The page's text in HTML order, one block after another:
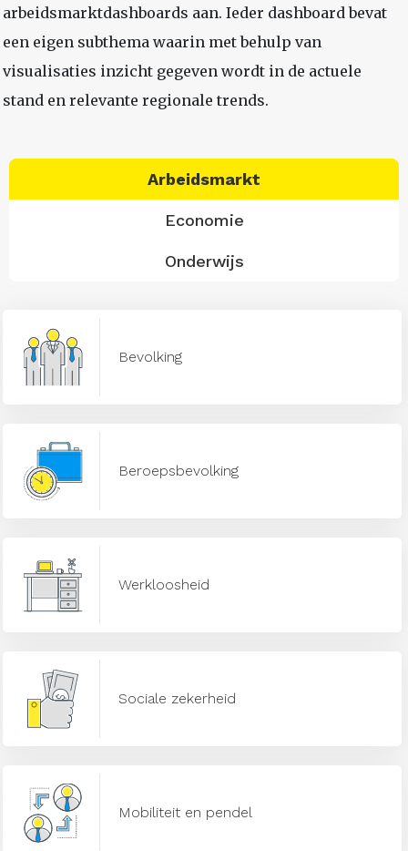
arbeidsmarktdashboards aan. Ieder dashboard bevat
een eigen subthema waarin met behulp van
visualisaties inzicht gegeven wordt in de actuele
stand en relevante regionale trends.
Arbeidsmarkt
Economie
Onderwijs
Bevolking
Beroepsbevolking
Werkloosheid
Sociale zekerheid
Mobiliteit en pendel